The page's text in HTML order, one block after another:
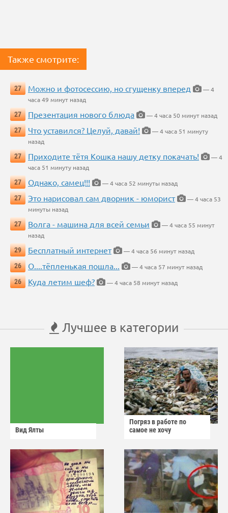
Также смотрите:
27 Можно и фотосессию, но сгущенку вперед
— 4
часа 49 минут назад
27
Презентация нового блюда
— 4 часа 50 минут назад
27
Что уставился? Целуй, давай!
— 4 часа 51 минуту
назад
27
Приходите тётя Кошка нашу детку покачать!
— 4
часа 51 минуту назад
27
Однако, самец!!!
— 4 часа 52 минуты назад
27
Это нарисовал сам дворник - юморист
— 4 часа 53
минуты назад
27
Волга - машина для всей семьи
— 4 часа 55 минут
назад
29
Бесплатный интернет
— 4 часа 56 минут назад
26
О....тёпленькая пошла...
— 4 часа 57 минут назад
26
Куда летим шеф? — 4 часа 58 минут назад
Лучшее в категории
Вид Ялты
Погряз в работе по
самое не хочу